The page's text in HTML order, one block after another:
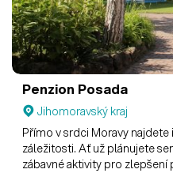
Penzion Posada
Jihomoravský kraj
Přímo v srdci Moravy
záležitosti. Ať už plánujete
zábavné aktivity pro